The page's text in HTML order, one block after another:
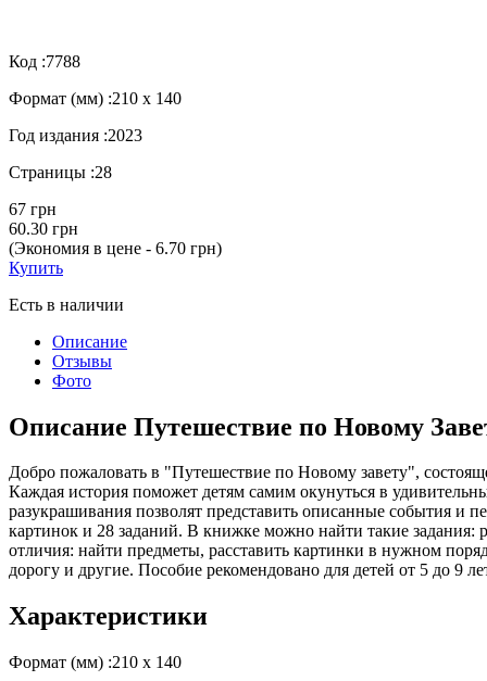
Код :7788
Формат (мм) :210 х 140
Год издания :2023
Страницы :28
67 грн
60.30 грн
(Экономия в цене - 6.70 грн)
Купить
Есть в наличии
Описание
Отзывы
Фото
Описание Путешествие по Новому
Добро пожаловать в "Путешествие по Новому завету",
Каждая история поможет детям самим окунуться в
разукрашивания позволят представить описанные события и
картинок и 28 заданий. В книжке можно найти такие
отличия: найти предметы, расставить картинки в нужном
дорогу и другие. Пособие рекомендовано для детей от 5 до 9
Характеристики
Формат (мм) :210 х 140